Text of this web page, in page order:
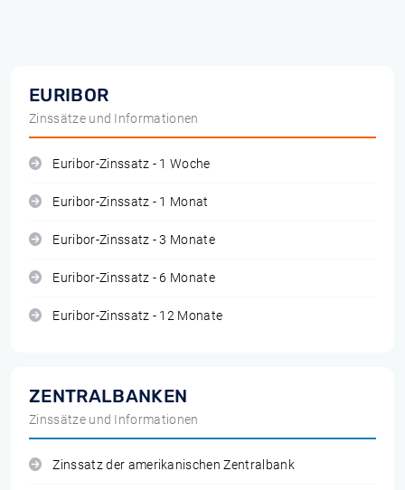
EURIBOR
Zinssätze und Informationen
Euribor-Zinssatz - 1 Woche
Euribor-Zinssatz - 1 Monat
Euribor-Zinssatz - 3 Monate
Euribor-Zinssatz - 6 Monate
Euribor-Zinssatz - 12 Monate
ZENTRALBANKEN
Zinssätze und Informationen
Zinssatz der amerikanischen Zentralbank